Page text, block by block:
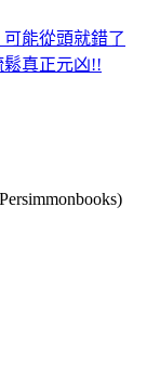
能從頭就錯了
真正元凶!!